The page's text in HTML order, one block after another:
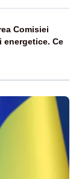
Comisiei
energetice. Ce